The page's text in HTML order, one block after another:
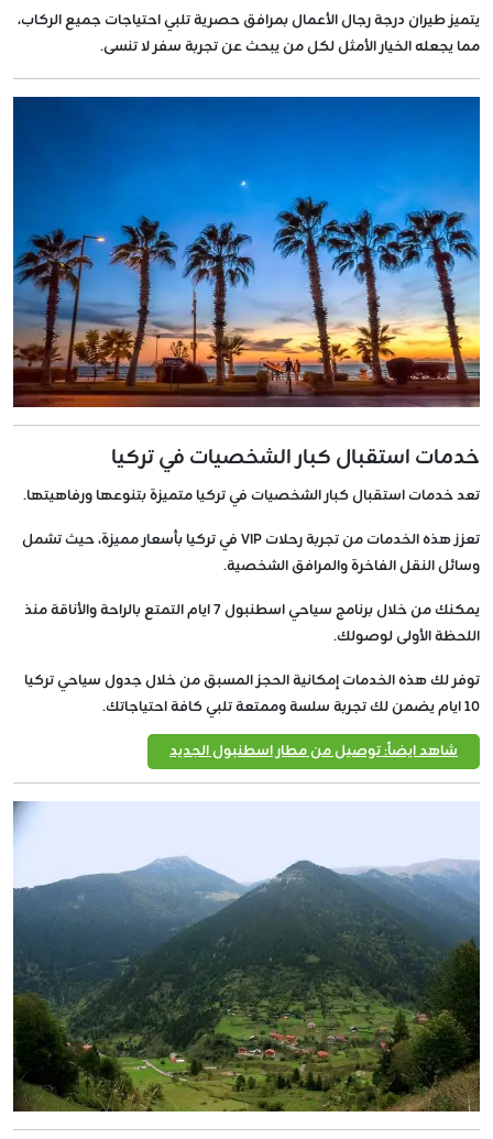
يتميز طيران درجة رجال الأعمال بمرافق حصرية تلبي احتياجات جميع الركاب،
مما يجعله الخيار الأمثل لكل من يبحث عن تجربة سفر لا تنسى.
خدمات استقبال كبار الشخصيات في تركيا
تعد خدمات استقبال كبار الشخصيات في تركيا متميزة بتنوعها ورفاهيتها.
تعزز هذه الخدمات من تجربة رحلات VIP في تركيا بأسعار مميزة، حيث تشمل
وسائل النقل الفاخرة والمرافق الشخصية.
يمكنك من خلال برنامج سياحي اسطنبول 7 ايام التمتع بالراحة والأناقة منذ
اللحظة الأولى لوصولك.
توفر لك هذه الخدمات إمكانية الحجز المسبق من خلال جدول سياحي تركيا
10 ايام يضمن لك تجربة سلسة وممتعة تلبي كافة احتياجاتك.
شاهد ايضاً: توصيل من مطار اسطنبول الجديد